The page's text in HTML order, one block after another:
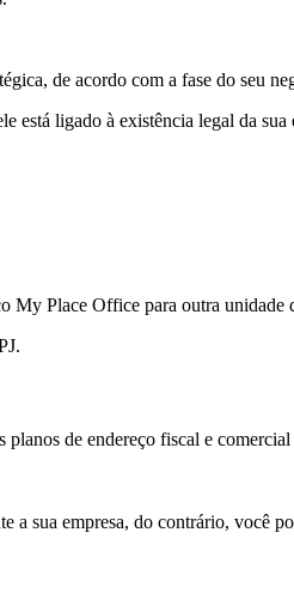
de acordo com a fase do seu
ligado à existência legal da
My Place Office para outra unidade
de endereço fiscal e
sua empresa, do contrário, você